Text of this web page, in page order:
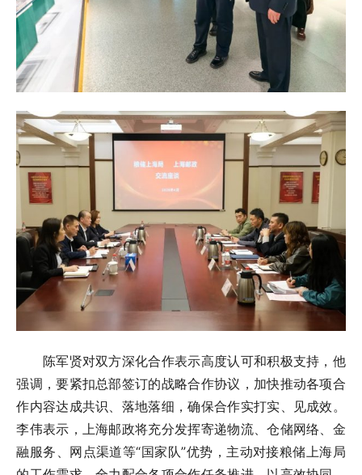
陈军贤对双方深化合作表示高度认可和积极支持，他
强调，要紧扣总部签订的战略合作协议，加快推动各项合
作内容达成共识、落地落细，确保合作实打实、见成效。
李伟表示，上海邮政将充分发挥寄递物流、仓储网络、金
融服务、网点渠道等“国家队”优势，主动对接粮储上海局